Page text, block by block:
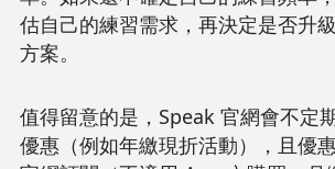
估自己的練習需求，再決定是否升
方案。
值得留意的是，Speak 官網會不定
優惠（例如年繳現折活動），且優